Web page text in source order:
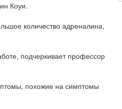
Коуи.
количество адреналина,
подчеркивает профессор
похожие на симптомы